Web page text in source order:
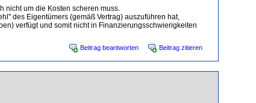
nicht um die Kosten scheren muss.
des Eigentümers (gemäß Vertrag) auszuführen hat,
verfügt und somit nicht in Finanzierungsschwierigkeiten
Beitrag beantworten Beitrag zitieren